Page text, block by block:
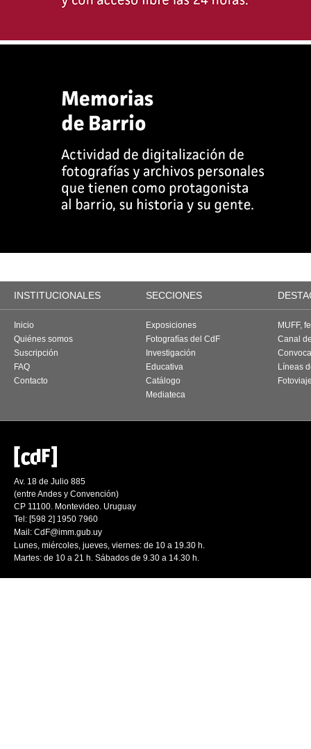
INSTITUCIONALES SECCIONES
Inicio
Quiénes somos
Suscripción
FAQ
Contacto
Exposiciones
Fotografías del CdF
Investigación
Educativa
Catálogo
Mediateca
MUFF,
Canal
Líneas
Av. 18 de Julio 885
(entre Andes y Convención)
CP 11100. Montevideo. Uruguay
Tel: [598 2] 1950 7960
Mail: CdF@imm.gub.uy
Lunes, miércoles, jueves, viernes: de 10 a 19.30 h.
Martes: de 10 a 21 h. Sábados de 9.30 a 14.30 h.